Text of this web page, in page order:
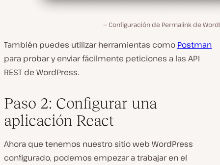
Configuración de Permalink de
También puedes utilizar herramientas como Postman
para probar y enviar fácilmente peticiones a las API
REST de WordPress.
Paso 2: Configurar una
aplicación React
Ahora que tenemos nuestro sitio web WordPress
configurado, podemos empezar a trabajar en el